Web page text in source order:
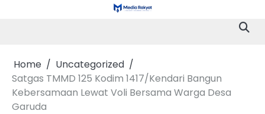
Home
Uncategorized
Satgas TMMD 125 Kodim 1417/Kendari Bangun
Kebersamaan Lewat Voli Bersama Warga Desa
Garuda